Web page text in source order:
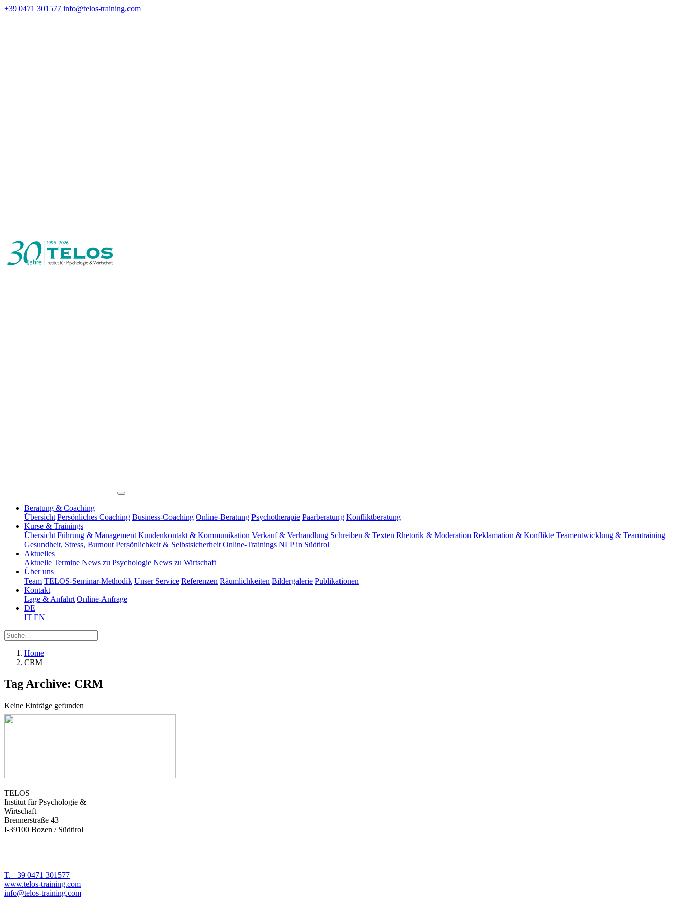
+39 0471 301577 info@telos-training.com
Beratung & Coaching
Übersicht Persönliches Coaching Business-Coaching Online-Beratung Psychotherapie Paarberatung Konfliktberatung
Kurse & Trainings
Übersicht Führung & Management Kundenkontakt & Kommunikation Verkauf & Verhandlung Schreiben & Texten Rhetorik & Moderation Reklamation & Konflikte Teamentwicklung & Teamtraining
Gesundheit, Stress, Burnout Persönlichkeit & Selbstsicherheit Online-Trainings NLP in Südtirol
Aktuelles
Aktuelle Termine News zu Psychologie News zu Wirtschaft
Über uns
Team TELOS-Seminar-Methodik Unser Service Referenzen Räumlichkeiten Bildergalerie Publikationen
Kontakt
Lage & Anfahrt Online-Anfrage
DE
IT EN
Home
CRM
Tag Archive: CRM
Keine Einträge gefunden
TELOS
Institut für Psychologie &
Wirtschaft
Brennerstraße 43
I-39100 Bozen / Südtirol
T. +39 0471 301577
www.telos-training.com
info@telos-training.com